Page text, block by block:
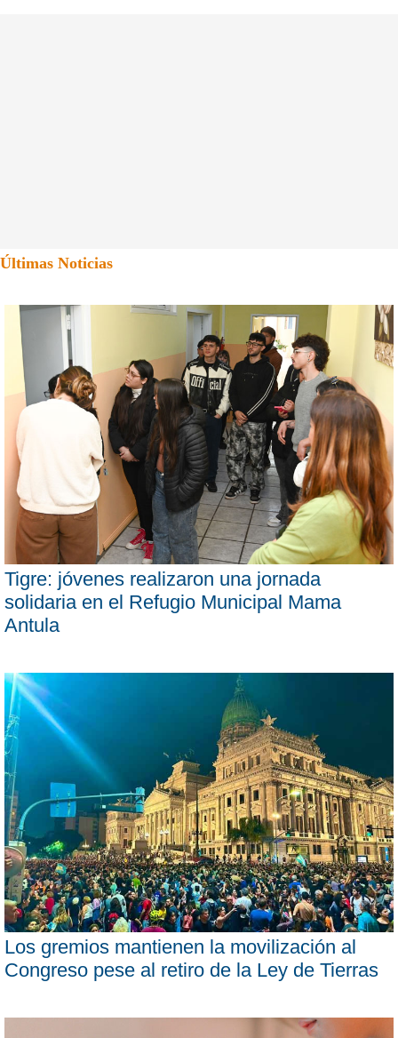
Últimas Noticias
Tigre: jóvenes realizaron una jornada
solidaria en el Refugio Municipal Mama
Antula
Los gremios mantienen la movilización al
Congreso pese al retiro de la Ley de Tierras